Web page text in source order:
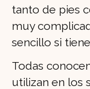
tanto de pies
muy
sencillo si
Todas
utilizan en los